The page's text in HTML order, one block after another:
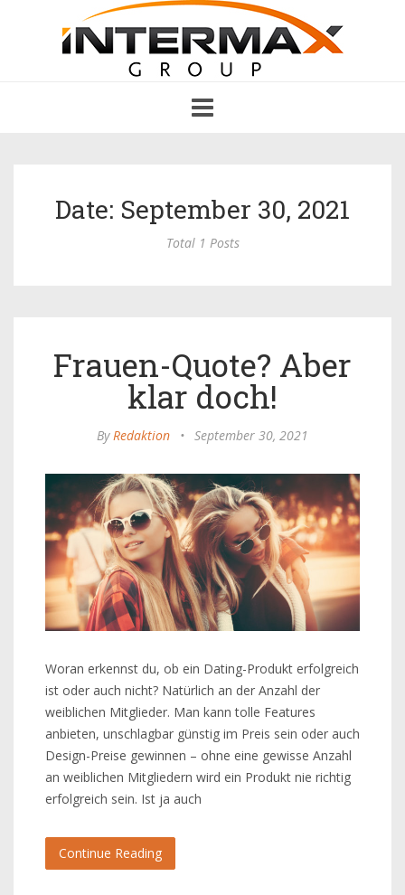
navigation
Date: September 30, 2021
Total 1 Posts
Frauen-Quote? Aber
klar doch!
ByRedaktion • September 30, 2021
Woran erkennst du, ob ein Dating-Produkt erfolgreich
ist oder auch nicht? Natürlich an der Anzahl der
weiblichen Mitglieder. Man kann tolle Features
anbieten, unschlagbar günstig im Preis sein oder auch
Design-Preise gewinnen – ohne eine gewisse Anzahl
an weiblichen Mitgliedern wird ein Produkt nie richtig
erfolgreich sein. Ist ja auch
Continue Reading